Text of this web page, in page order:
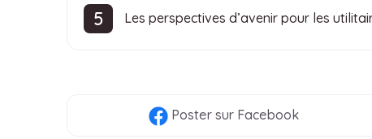
Les perspectives d’avenir pour les
Postersur Facebook